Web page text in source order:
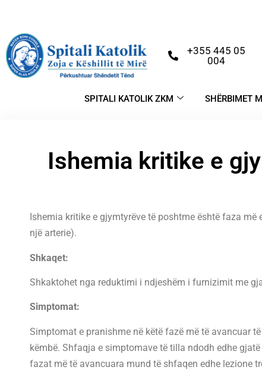
+355 445 05
004
SPITALI KATOLIK ZKM SHËRBIMET
Ishemia kritike e
Ishemia kritike e gjymtyrëve të poshtme është faza
një arterie).
Shkaqet:
Shkaktohet nga reduktimi i ndjeshëm i furnizimit me
Simptomat:
Simptomat e pranishme në këtë fazë më të avancuar
këmbë. Shfaqja e simptomave të tilla ndodh edhe
fazat më të avancuara mund të shfaqen edhe lezione